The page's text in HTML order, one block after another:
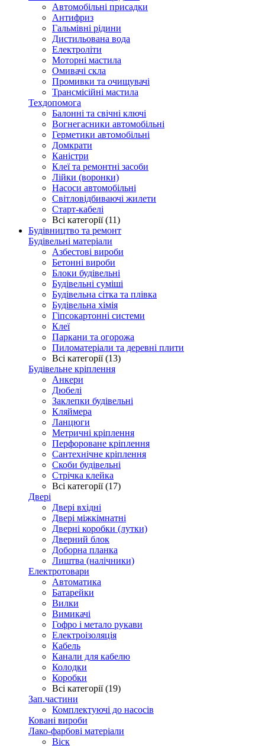
Автомобільні присадки
Антифриз
Гальмівні рідини
Дистильована вода
Електроліти
Моторні мастила
Омивачі скла
Промивки та очищувачі
Трансмісійні мастила
Техдопомога
Балонні та свічні ключі
Вогнегасники автомобільні
Герметики автомобільні
Домкрати
Каністри
Клеї та ремонтні засоби
Лійки (воронки)
Насоси автомобільні
Світловідбиваючі жилети
Старт-кабелі
Всі категорії (11)
Будівництво та ремонт
Будівельні матеріали
Азбестові вироби
Бетонні вироби
Блоки будівельні
Будівельні суміші
Будівельна сітка та плівка
Будівельна хімія
Гіпсокартонні системи
Клеї
Паркани та огорожа
Пиломатеріали та деревні плити
Всі категорії (13)
Будівельне кріплення
Анкери
Дюбелі
Заклепки будівельні
Кляймера
Ланцюги
Метричні кріплення
Перфороване кріплення
Сантехнічне кріплення
Скоби будівельні
Стрічка клейка
Всі категорії (17)
Двері
Двері вхідні
Двері міжкімнатні
Дверні коробки (лутки)
Дверний блок
Доборна планка
Лиштва (налічники)
Електротовари
Автоматика
Батарейки
Вилки
Вимикачі
Гофро і метало рукави
Електроізоляція
Кабель
Канали для кабелю
Колодки
Коробки
Всі категорії (19)
Зап.частини
Комплектуючі до насосів
Ковані вироби
Лако-фарбові матеріали
Віск